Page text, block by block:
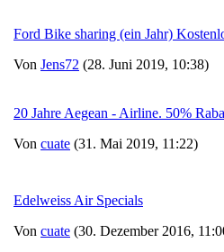
Ford Bike sharing (ein Jahr)
Von Jens72 (28. Juni 2019, 10:38)
20 Jahre Aegean - Airline. 50%
Von cuate (31. Mai 2019, 11:22)
Edelweiss Air Specials
Von cuate (30. Dezember 2016,